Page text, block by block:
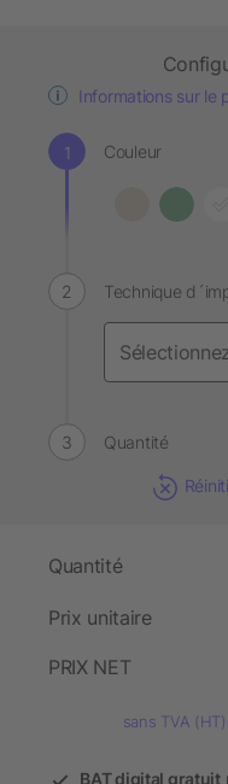
Informations sur le
Couleur
Technique
Quantité
Quantité
Prix unitaire
PRIX NET
sans TVA (HT)
BAT digital gratuit